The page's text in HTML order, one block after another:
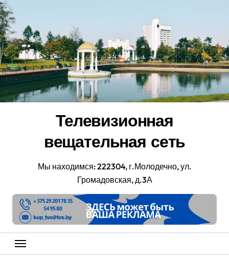
Перейти
к
содержанию
Телевизионная
вещательная сеть
Мы находимся: 222304, г.Молодечно, ул.
Громадовская, д.3А